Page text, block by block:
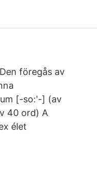
föregås av
[-so:ʹ-] (av
40 ord) A
élet